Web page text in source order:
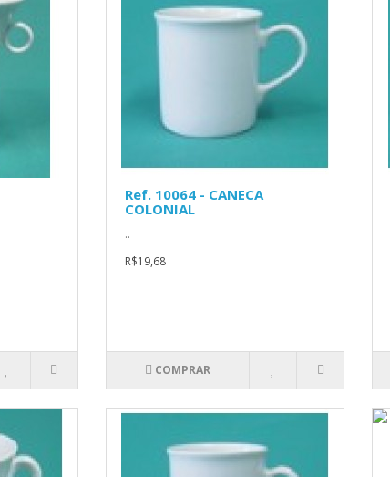
Ref. 10064 - CANECA
COLONIAL
..
R$19,68
COMPRAR